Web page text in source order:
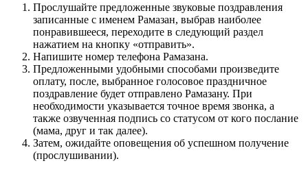
Прослушайте предложенные звуковые поздравления
записанные с именем Рамазан, выбрав наиболее
понравившееся, переходите в следующий раздел
нажатием на кнопку «отправить».
Напишите номер телефона Рамазана.
Предложенными удобными способами произведите
оплату, после, выбранное голосовое праздничное
поздравление будет отправлено Рамазану. При
необходимости указывается точное время звонка, а
также озвученная подпись со статусом от кого послание
(мама, друг и так далее).
Затем, ожидайте оповещения об успешном получение
(прослушивании).